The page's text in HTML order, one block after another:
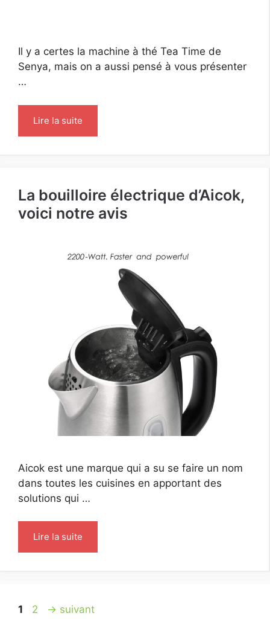
Il y a certes la machine à thé Tea Time de
Senya, mais on a aussi pensé à vous présenter
…
Lire la suite
La bouilloire électrique d’Aicok,
voici notre avis
Aicok est une marque qui a su se faire un nom
dans toutes les cuisines en apportant des
solutions qui …
Lire la suite
Page
1 Page
2 → suivant